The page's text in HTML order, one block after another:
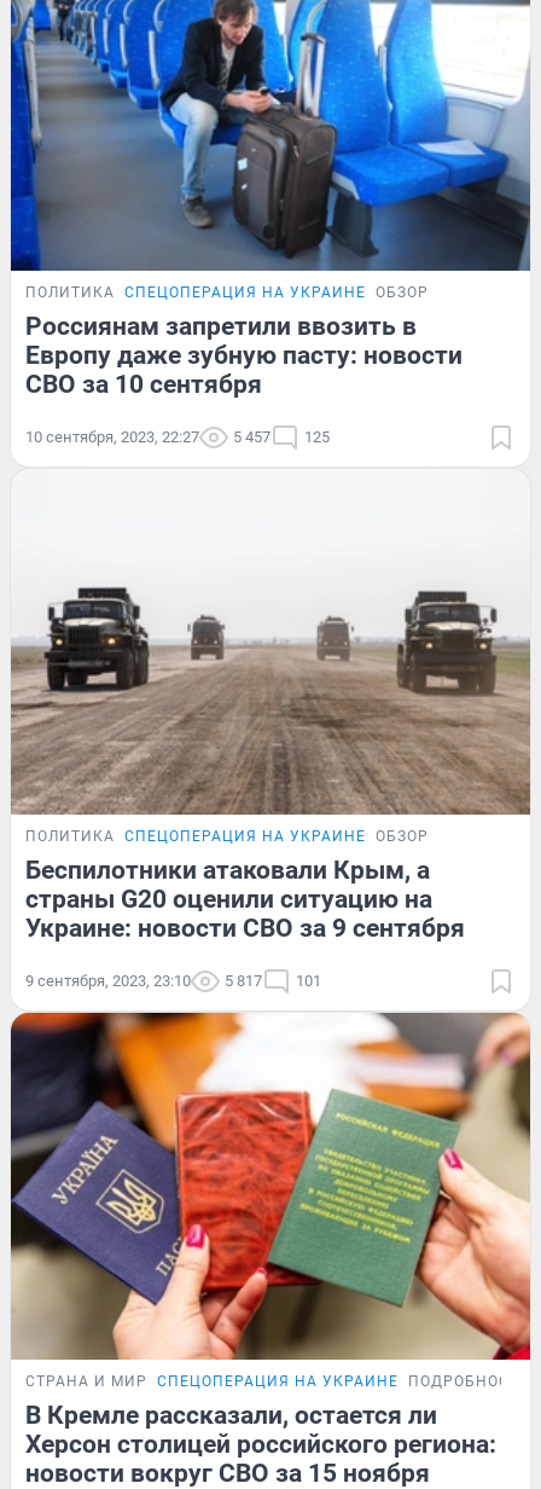
ПОЛИТИКА СПЕЦОПЕРАЦИЯ НА УКРАИНЕ ОБЗОР
Россиянам запретили ввозить в
Европу даже зубную пасту: новости
СВО за 10 сентября
10 сентября, 2023, 22:27 5 457 125
ПОЛИТИКА СПЕЦОПЕРАЦИЯ НА УКРАИНЕ ОБЗОР
Беспилотники атаковали Крым, а
страны G20 оценили ситуацию на
Украине: новости СВО за 9 сентября
9 сентября, 2023, 23:10 5 817 101
СТРАНА И МИР СПЕЦОПЕРАЦИЯ НА УКРАИНЕ ПОДРОБНОСТИ
В Кремле рассказали, остается ли
Херсон столицей российского региона:
новости вокруг СВО за 15 ноября